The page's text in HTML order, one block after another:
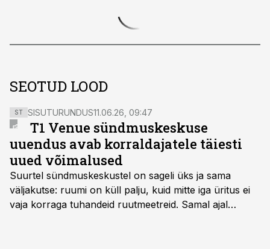
SEOTUD LOOD
ST SISUTURUNDUS11.06.26, 09:47
T1 Venue sündmuskeskuse
uuendus avab korraldajatele täiesti
uued võimalused
Suurtel sündmuskeskustel on sageli üks ja sama
väljakutse: ruumi on küll palju, kuid mitte iga üritus ei
vaja korraga tuhandeid ruutmeetreid. Samal ajal